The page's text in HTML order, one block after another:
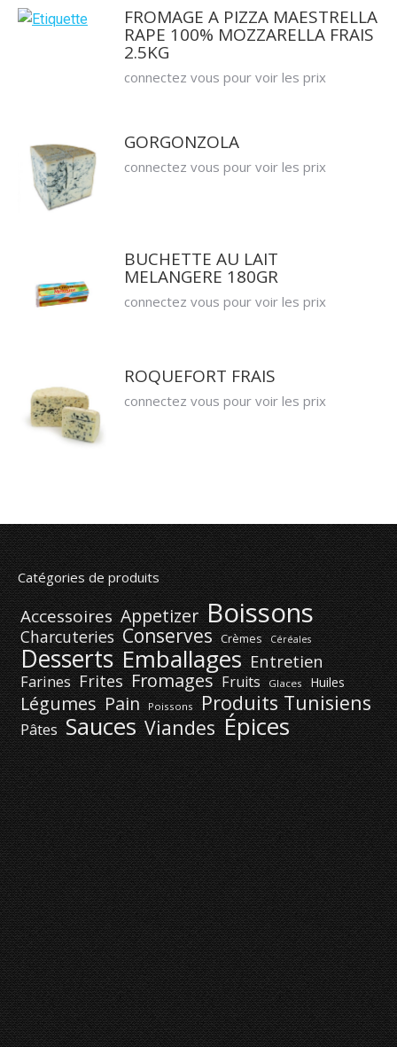
FROMAGE A PIZZA MAESTRELLA
RAPE 100% MOZZARELLA FRAIS
2.5KG
connectez vous pour voir les prix
GORGONZOLA
connectez vous pour voir les prix
BUCHETTE AU LAIT
MELANGERE 180GR
connectez vous pour voir les prix
ROQUEFORT FRAIS
connectez vous pour voir les prix
Catégories de produits
Accessoires Appetizer Boissons
Charcuteries Conserves Crèmes Céréales
Desserts Emballages Entretien
Farines Frites Fromages Fruits Glaces Huiles
Légumes Pain Poissons Produits Tunisiens
Pâtes Sauces Viandes Épices